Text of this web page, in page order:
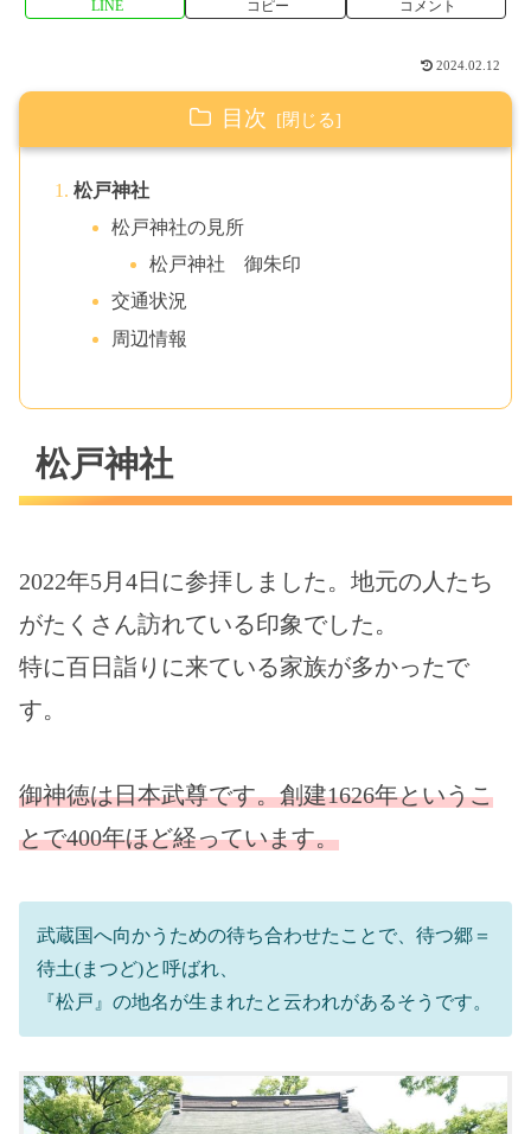
LINE コピー コメント
2024.02.12
目次
松戸神社
松戸神社の見所
松戸神社 御朱印
交通状況
周辺情報
松戸神社
2022年5月4日に参拝しました。地元の人たち
がたくさん訪れている印象でした。
特に百日詣りに来ている家族が多かったで
す。
御神徳は日本武尊です。創建1626年というこ
とで400年ほど経っています。
武蔵国へ向かうための待ち合わせたことで、待つ郷＝
待土(まつど)と呼ばれ、
『松戸』の地名が生まれたと云われがあるそうです。